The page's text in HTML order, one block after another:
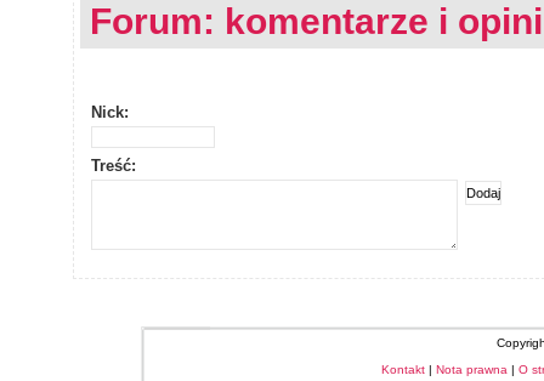
Forum: komentarze i
Nick:
Treść:
Kontakt | Nota prawna | O